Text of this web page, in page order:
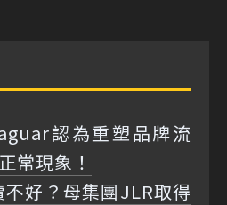
認為重塑品牌流
常現象！
好？母集團JLR取得